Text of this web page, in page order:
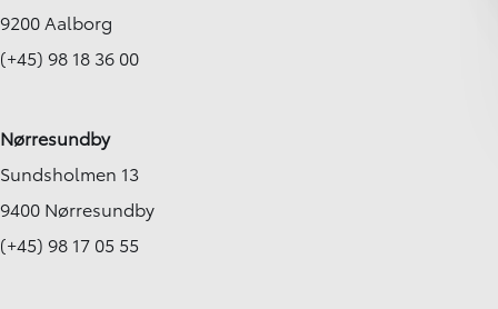
KONTANT
FINANSIERING
9200 Aalborg
(+45) 98 18 36 00
Nørresundby
Sundsholmen 13
9400 Nørresundby
(+45) 98 17 05 55